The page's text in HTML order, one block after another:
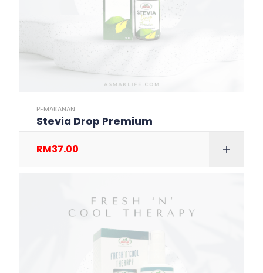
PEMAKANAN
Stevia Drop Premium
RM37.00